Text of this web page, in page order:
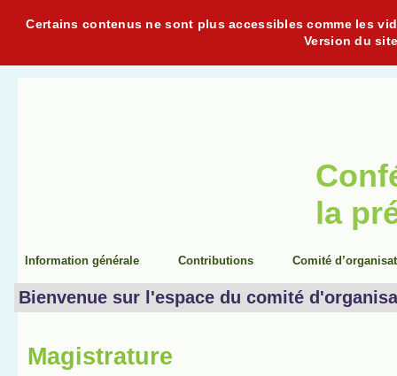
Certains contenus ne sont plus accessibles comme les
Version du
la
Information générale Contributions Comité
Bienvenue sur l'espace du comité
Magistrature